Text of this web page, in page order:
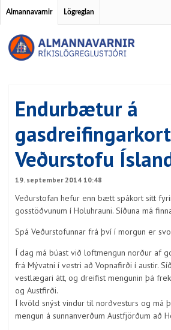
Almannavarnir Lögreglan
Endurbætur á
Veðurstofu
19. september 2014 10:48
Veðurstofan hefur enn bætt spákort sitt
gosstöðvunum í Holuhrauni. Síðuna má
Spá Veðurstofunnar frá því í morgun er
Í dag má búast við loftmengun norður af
frá Mývatni í vestri að Vopnafirði í austir.
vestlægari átt, og dreifist mengunin þá
og Austfirði.
Í kvöld snýst vindur til norðvesturs og má
mengun á sunnanverðum Austfjörðum að